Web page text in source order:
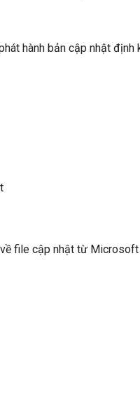
hành bản cập nhật định
file cập nhật từ